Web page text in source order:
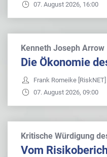
07. August 2026, 16:00
Kenneth Joseph Arrow
Die Ökonomie
Frank Romeike [RiskNET]
07. August 2026, 09:00
Kritische Würdigung
Vom